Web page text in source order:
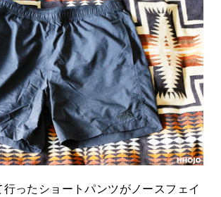
行ったショートパンツがノースフェイ